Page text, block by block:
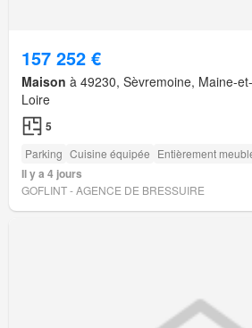
157 252 €
Maison à 49230, Sèvremoine, Maine-
Loire
5
Parking Cuisine équipée Entièrement
Il y a 4 jours
GOFLINT - AGENCE DE BRESSUIRE